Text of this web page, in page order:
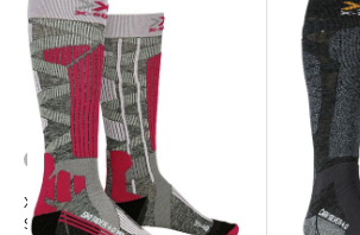
X-Socks | Damen
Skistrümpfe SKI RIDER 4.0
X-Socks | Skisocken CARVE
SILVER